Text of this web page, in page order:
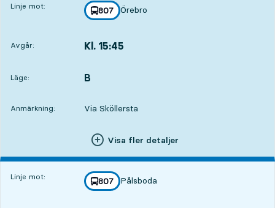
Linje mot: linje
807
mot
Örebro
,
Avgår: Kl. 15:45
Läge:
LÄGE, B
,
Anmärkning: Via Sköllersta
Visa fler detaljer
Linje mot: linje
807
mot
Pålsboda
,